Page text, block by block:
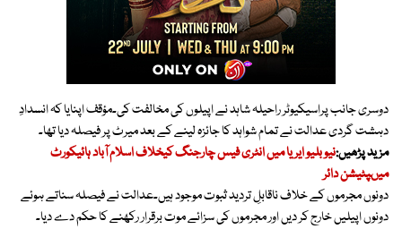
دوسری جانب پراسیکیوٹر راحیلہ شاہد نے اپیلوں کی مخالفت کی۔مؤقف اپنایا کہ انسدادِ
دہشت گردی عدالت نے تمام شواہد کا جائزہ لینے کے بعد میرٹ پر فیصلہ دیا تھا۔
مزید پڑھیں:نیو بلیو ایریا میں انٹری فیس چارجنگ کیخلاف اسلام آباد ہائیکورٹ
میںپٹیشن دائر
دونوں مجرموں کے خلاف ناقابلِ تردید ثبوت موجود ہیں۔عدالت نے فیصلہ سناتے ہوئے
دونوں اپیلیں خارج کر دیں اور مجرموں کی سزائے موت برقرار رکھنے کا حکم دے دیا۔